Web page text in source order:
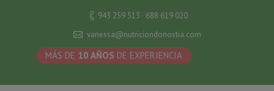
943 259 513 · 688 619 020
vanessa@nutriciondonostia.com
MÁS DE 10 AÑOS DE EXPERIENCIA